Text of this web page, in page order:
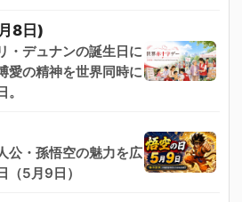
8日)
・デュナンの誕生日に
愛の精神を世界同時に
公・孫悟空の魅力を広
（5月9日）